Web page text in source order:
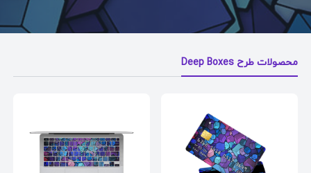
محصولات طرح Deep Boxes